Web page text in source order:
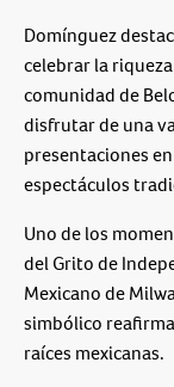
Domínguez
celebrar la
comunidad de
disfrutar de una
presentaciones
espectáculos
Uno de los
del Grito de
Mexicano de
simbólico
raíces mexicanas.